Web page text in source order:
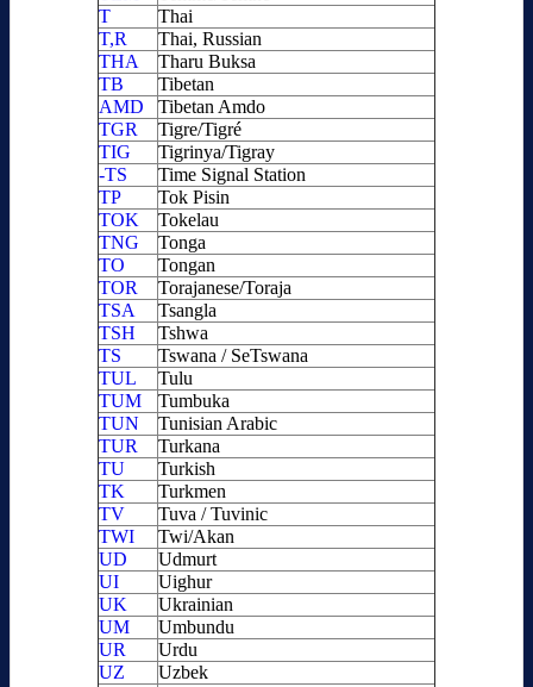
T
Thai
T,R
Thai, Russian
THA
Tharu Buksa
TB
Tibetan
AMD
Tibetan Amdo
TGR
Tigre/Tigré
TIG
Tigrinya/Tigray
-TS
Time Signal Station
TP
Tok Pisin
TOK
Tokelau
TNG
Tonga
TO
Tongan
TOR
Torajanese/Toraja
TSA
Tsangla
TSH
Tshwa
TS
Tswana / SeTswana
TUL
Tulu
TUM
Tumbuka
TUN
Tunisian Arabic
TUR
Turkana
TU
Turkish
TK
Turkmen
TV
Tuva / Tuvinic
TWI
Twi/Akan
UD
Udmurt
UI
Uighur
UK
Ukrainian
UM
Umbundu
UR
Urdu
UZ
Uzbek